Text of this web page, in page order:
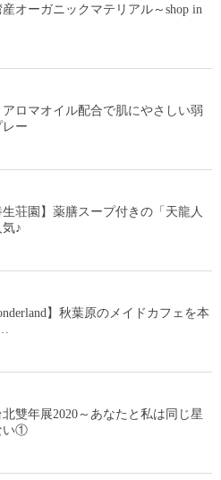
産オーガニックマテリアル～shop in
アロマオイル配合で肌にやさしい弱
ー
生荘園】薬膳スープ付きの「天龍人
♪
】秋葉原のメイドカフェを本
北雙年展2020～あなたと私は同じ星
い①